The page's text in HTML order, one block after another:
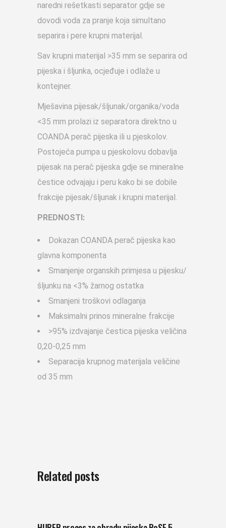
naredni rešetkasti separator gdje se
dovodi voda za pranje koja simultano
separira i pere krupni materijal.
Sav krupni materijal >35 mm se separira od
pijeska i šljunka, ocjeđuje i odlaže u
kontejner.
Mješavina pijesak/šljunak/organika/voda
<35 mm prolazi iz separatora direktno u
COANDA perač pijeska ili u pjeskolov.
Postojeća pumpa u pjeskolovu dobavlja
pijesak na perač pijeska gdje se mineralne
čestice odvajaju i peru kako bi se dobile
frakcije pijesak/šljunak i krupni materijal.
PREDNOSTI:
Dokazan COANDA perač pijeska kao
glavna komponenta
Smanjenje organskih primjesa u pijesku/
šljunku na <3% žarnog ostatka
Smanjeni troškovi odlaganja
Maksimalni prinos mineralne frakcije
>95% izdvajanje čestica pijeska veličina
0,20-0,25 mm
Separacija krupnog materijala veličine
od 35 mm
Related posts